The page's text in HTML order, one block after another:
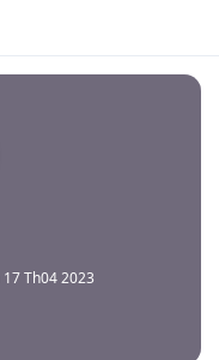
17 Th04 2023